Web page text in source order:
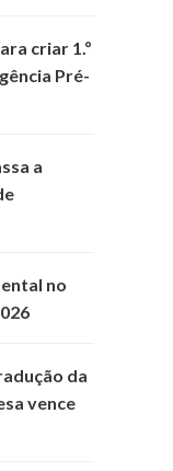
criar 1.º
Pré-
a
no
da
vence